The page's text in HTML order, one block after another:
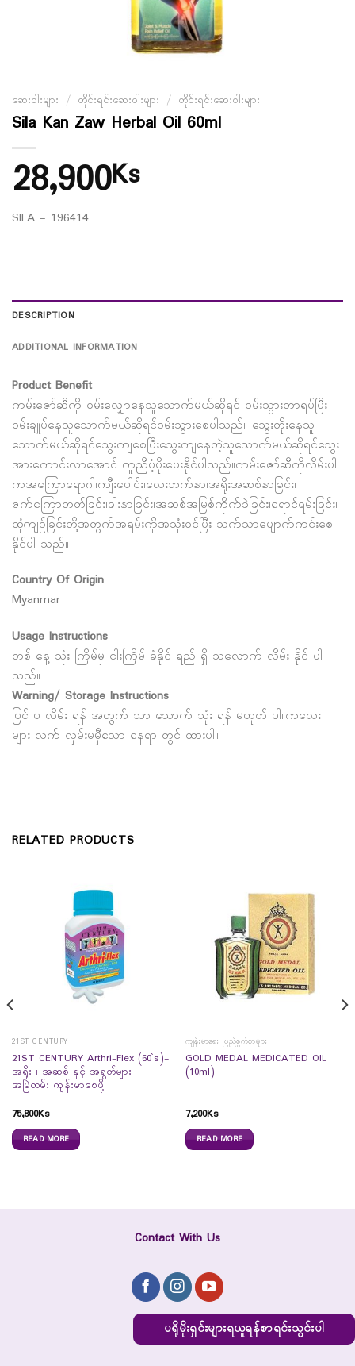
ဆေးဝါးများ / တိုင်းရင်းဆေးဝါးများ / တိုင်းရင်းဆေးဝါးများ
Sila Kan Zaw Herbal Oil 60ml
28,900Ks
SILA – 196414
DESCRIPTION
ADDITIONAL INFORMATION
Product Benefit
ကမ်းဇော်ဆီကို ဝမ်းလျှောနေသူသောက်မယ်ဆိုရင် ဝမ်းသွားတာရပ်ပြီး
ဝမ်းချုပ်နေသူသောက်မယ်ဆိုရင်ဝမ်းသွားစေပါသည်။ သွေးတိုးနေသူ
သောက်မယ်ဆိုရင်သွေးကျစေပြီးသွေးကျနေတဲ့သူသောက်မယ်ဆိုရင်သွေး
အားကောင်းလာအောင် ကူညီပံ့ပိုးပေးနိုင်ပါသည်။ကမ်းဇော်ဆီကိုလိမ်းပါ
ကအကြောရောဂါ၊ကျီးပေါင်း၊လေးဘက်နာ၊အရိုးအဆစ်နာခြင်း၊
ဇက်ကြောတတ်ခြင်း၊ခါးနာခြင်း၊အဆစ်အမြစ်ကိုက်ခဲခြင်း၊ရောင်ရမ်းခြင်း၊
ထုံကျဥ်ခြင်းတို့အတွက်အရမ်းကိုအသုံးဝင်ပြီး သက်သာပျောက်ကင်းစေ
နိုင်ပါ သည်။
Country Of Origin
Myanmar
Usage Instructions
တစ် နေ့ သုံး ကြိမ်မှ ငါးကြိမ် ခံနိုင် ရည် ရှိ သလောက် လိမ်း နိုင် ပါ
သည်။
Warning/ Storage Instructions
ပြင် ပ လိမ်း ရန် အတွက် သာ သောက် သုံး ရန် မဟုတ် ပါ။ကလေး
များ လက် လှမ်းမမှီသော နေရာ တွင် ထားပါ။
RELATED PRODUCTS
21ST CENTURY
21ST CENTURY Arthri-Flex (60`s)-
အရိုး ၊ အဆစ် နှင့် အရွတ်များ
အမြဲတမ်း ကျန်းမာစေဖို့
75,800Ks
READ MORE
ကျန်းမာရေး ဖြည့်စွက်စာများ
GOLD MEDAL MEDICATED OIL
(10ml)
7,200Ks
READ MORE
Contact With Us
ပရိုမိုးရှင်းများရယူရန်စာရင်းသွင်းပါ